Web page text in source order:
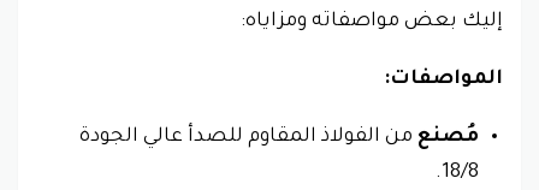
إليك بعض مواصفاته ومزاياه:
المواصفات:
مُصنع من الفولاذ المقاوم للصدأ عالي الجودة
18/8.